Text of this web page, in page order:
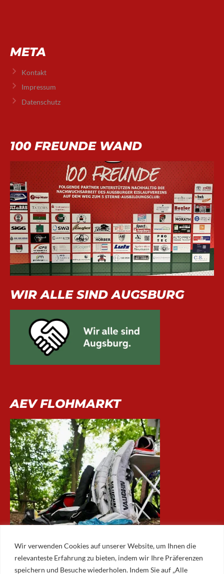
Wir verwenden Cookies auf unserer Website, um Ihnen die
relevanteste Erfahrung zu bieten, indem wir Ihre Präferenzen
speichern und Besuche wiederholen. Indem Sie auf „Alle
META
Kontakt
Impressum
Datenschutz
100 FREUNDE WAND
WIR ALLE SIND AUGSBURG
AEV FLOHMARKT